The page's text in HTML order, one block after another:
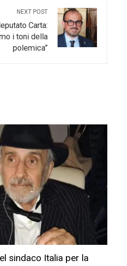
NEXT POST
Carta:
i toni della
polemica”
sindaco Italia per la